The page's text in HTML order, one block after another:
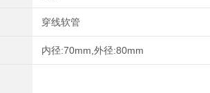
穿线软管
内径:70mm,外径:80mm